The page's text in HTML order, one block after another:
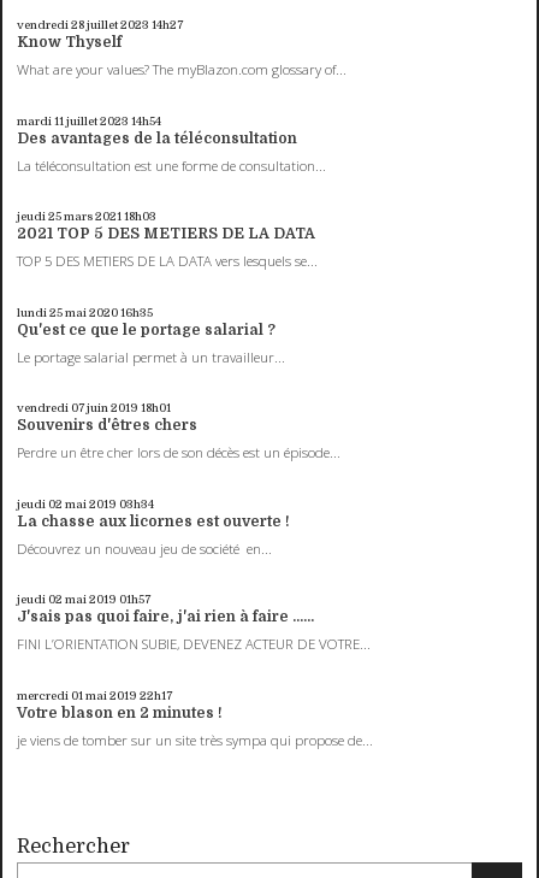
vendredi 28juillet 2023 14h27
Know Thyself
What are your values? The myBlazon.com glossary of...
mardi 11 juillet 2023 14h54
Des avantages de la téléconsultation
La téléconsultation est une forme de consultation...
jeudi 25mars 2021 18h03
2021 TOP 5 DES METIERS DE LA DATA
TOP 5 DES METIERS DE LA DATA vers lesquels se...
lundi 25mai 202016h35
Qu'est ce que le portage salarial ?
Le portage salarial permet à un travailleur...
vendredi 07juin 2019 18h01
Souvenirs d'êtres chers
Perdre un être cher lors de son décès est un épisode...
jeudi 02 mai 2019 03h34
La chasse aux licornes est ouverte !
Découvrez un nouveau jeu de société en...
jeudi 02 mai 2019 01h57
J'sais pas quoi faire, j'ai rien à faire ......
FINI L’ORIENTATION SUBIE, DEVENEZ ACTEUR DE VOTRE...
mercredi 01 mai 2019 22h17
Votre blason en 2 minutes !
je viens de tomber sur un site très sympa qui propose de...
Rechercher